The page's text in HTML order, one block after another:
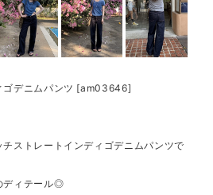
ゴデニムパンツ [am03646]
ストレートインディゴデニムパンツで
ディテール◎